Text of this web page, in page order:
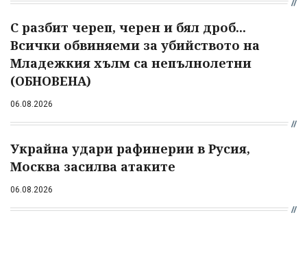
С разбит череп, черен и бял дроб...
Всички обвиняеми за убийството на
Младежкия хълм са непълнолетни
(ОБНОВЕНА)
06.08.2026
Украйна удари рафинерии в Русия,
Москва засилва атаките
06.08.2026